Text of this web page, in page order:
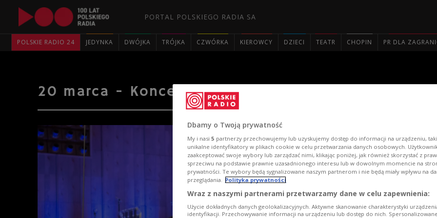
PORTAL POLSKIEGO RADIA SA
POLSKIE RADIO 24 JEDYNKA DWÓJKA TRÓJKA CZWÓRKA KIEROWCY DZIECI TEATR CHOPIN PR DLA
20 marca - Koncert Charytatywny - Solidarni z
Dbamy o Twoją prywatność
My i nasi 5 partnerzy przechowujemy lub uzyskujemy dostęp do informacji na urządzeniu,
unikalne identyfikatory w plikach cookie w celu przetwarzania danych osobowych.
zaakceptować swoje wybory lub zarządzać nimi, klikając poniżej, jak również skorzystać z
sprzeciwu na podstawie prawnie uzasadnionego interesu lub w dowolnym momencie na
prywatności. Te wybory będą sygnalizowane naszym partnerom i nie będą miały wpływu na
przeglądania. Polityka prywatności
Wraz z naszymi partnerami przetwarzamy dane w celu zapewnienia:
Użycie dokładnych danych geolokalizacyjnych. Aktywne skanowanie charakterystyki
identyfikacji. Przechowywanie informacji na urządzeniu lub dostęp do nich.